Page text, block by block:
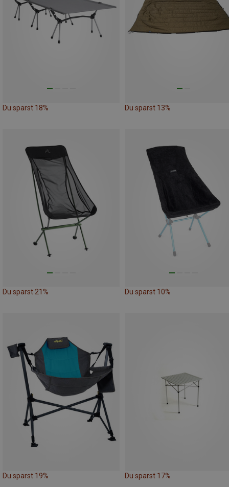
Du sparst 18% Du sparst 13%
Du sparst 21% Du sparst 10%
Du sparst 19% Du sparst 17%